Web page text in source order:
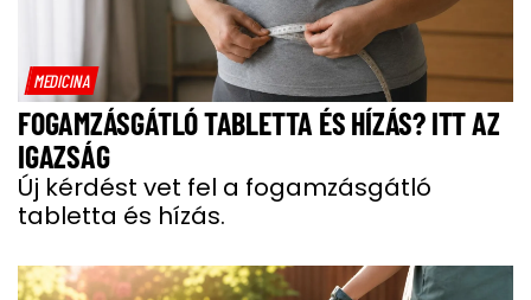
MEDICINA
FOGAMZÁSGÁTLÓ TABLETTA ÉS HÍZÁS? ITT AZ
IGAZSÁG
Új kérdést vet fel a fogamzásgátló
tabletta és hízás.